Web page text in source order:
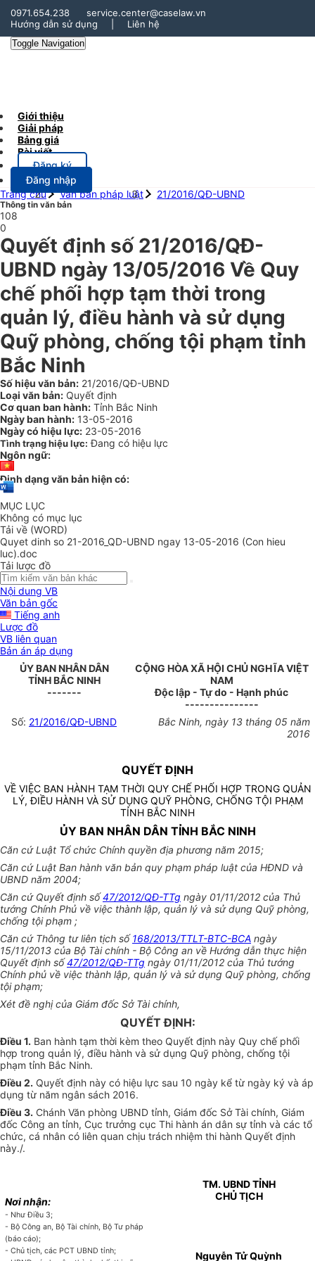
0971.654.238
service.center@caselaw.vn
Hướng dẫn sử dụng
Liên hệ
Toggle Navigation
Giới thiệu
Giải pháp
Bảng giá
Bài viết
Đăng ký
Đăng nhập
Trang chủ
Văn bản pháp luật 21/2016/QĐ-UBND
Thông tin văn bản
108
0
Quyết định số 21/2016/QĐ-
UBND ngày 13/05/2016 Về Quy
chế phối hợp tạm thời trong
quản lý, điều hành và sử dụng
Quỹ phòng, chống tội phạm tỉnh
Bắc Ninh
Số hiệu văn bản: 21/2016/QĐ-UBND
Loại văn bản: Quyết định
Cơ quan ban hành: Tỉnh Bắc Ninh
Ngày ban hành: 13-05-2016
Ngày có hiệu lực: 23-05-2016
Tình trạng hiệu lực: Đang có hiệu lực
Ngôn ngữ:
Định dạng văn bản hiện có:
MỤC LỤC
Không có mục lục
Tải về (WORD)
Quyet dinh so 21-2016_QD-UBND ngay 13-05-2016 (Con hieu
luc).doc
Tải lược đồ
Nội dung VB
Văn bản gốc
Tiếng anh
Lược đồ
VB liên quan
Bản án áp dụng
ỦY BAN NHÂN DÂN
TỈNH BẮC NINH
-------
CỘNG HÒA XÃ HỘI CHỦ NGHĨA VIỆT
NAM
Độc lập - Tự do - Hạnh phúc
---------------
Số: 21/2016/QĐ-UBND
Bắc Ninh, ngày 13 tháng 05 năm
2016
QUYẾT ĐỊNH
VỀ VIỆC BAN HÀNH TẠM THỜI QUY CHẾ PHỐI HỢP TRONG QUẢN
LÝ, ĐIỀU HÀNH VÀ SỬ DỤNG QUỸ PHÒNG, CHỐNG TỘI PHẠM
TỈNH BẮC NINH
ỦY BAN NHÂN DÂN TỈNH BẮC NINH
Căn cứ Luật Tổ chức Chính quyền địa phương năm 2015;
Căn cứ Luật Ban hành văn bản quy phạm pháp luật của HĐND và
UBND năm 2004;
Căn cứ Quyết định số47/2012/QĐ-TTg ngày 01/11/2012 của Thủ
tướng Chính Phủ về việc thành lập, quản lý và sử dụng Quỹ phòng,
chống tội phạm ;
Căn cứ Thông tư liên tịch số168/2013/TTLT-BTC-BCA ngày
15/11/2013 của Bộ Tài chính - Bộ Công an về Hướng dẫn thực hiện
Quyết định số47/2012/QĐ-TTg ngày 01/11/2012 của Thủ tướng
Chính phủ về việc thành lập, quản lý và sử dụng Quỹ phòng, chống
tội phạm;
Xét đề nghị của Giám đốc Sở Tài chính,
QUYẾT ĐỊNH:
Điều 1. Ban hành tạm thời kèm theo Quyết định này Quy chế phối
hợp trong quản lý, điều hành và sử dụng Quỹ phòng, chống tội
phạm tỉnh Bắc Ninh.
Điều 2. Quyết định này có hiệu lực sau 10 ngày kể từ ngày ký và áp
dụng từ năm ngân sách 2016.
Điều 3. Chánh Văn phòng UBND tỉnh, Giám đốc Sở Tài chính, Giám
đốc Công an tỉnh, Cục trưởng cục Thi hành án dân sự tỉnh và các tổ
chức, cá nhân có liên quan chịu trách nhiệm thi hành Quyết định
này./.
Nơi nhận:
- Như Điều 3;
- Bộ Công an, Bộ Tài chính, Bộ Tư pháp
(báo cáo);
- Chủ tịch, các PCT UBND tỉnh;
TM. UBND TỈNH
CHỦ TỊCH
Nguyễn Tử Quỳnh